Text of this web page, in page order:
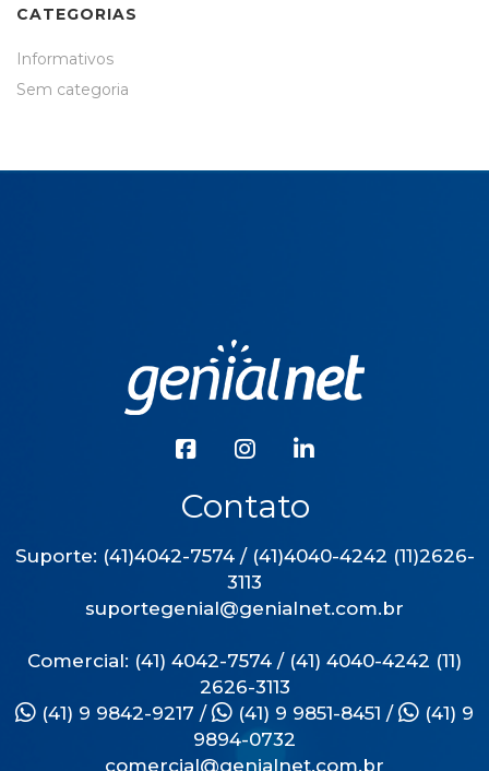
CATEGORIAS
Informativos
Sem categoria
Contato
Suporte: (41)4042-7574 / (41)4040-4242 (11)2626-
3113
suportegenial@genialnet.com.br
Comercial: (41) 4042-7574 / (41) 4040-4242 (11)
2626-3113
(41) 9 9842-9217 / (41) 9 9851-8451 /
(41) 9
9894-0732
comercial@genialnet.com.br